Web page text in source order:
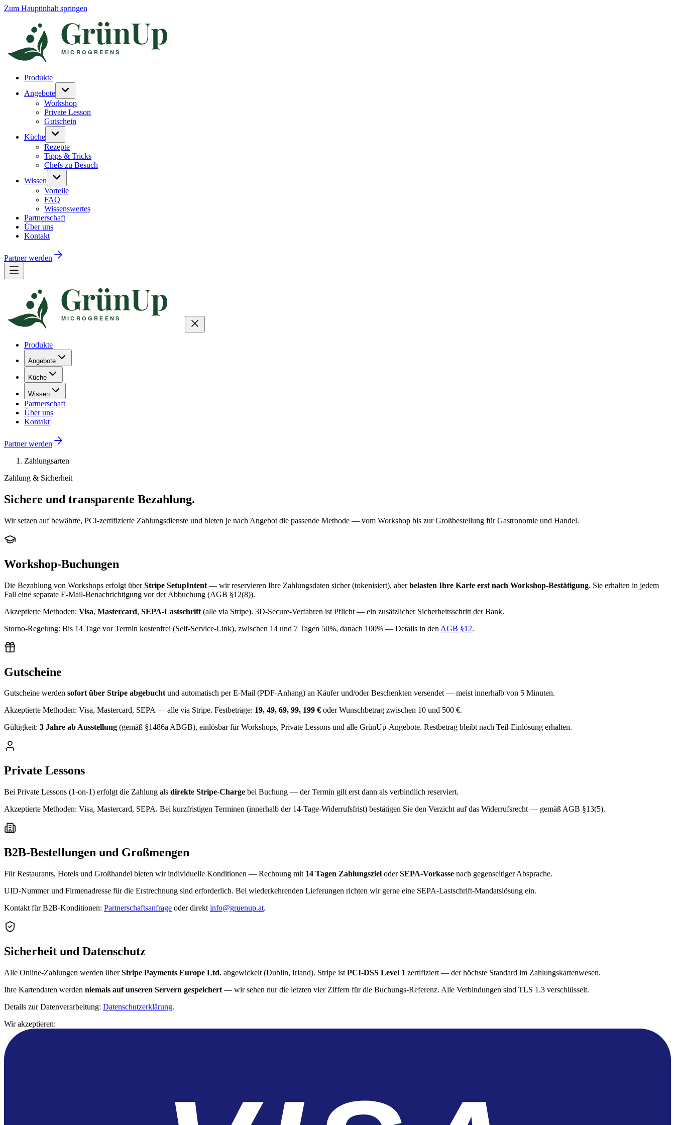
Zum Hauptinhalt springen
Produkte
Angebote
Workshop
Private Lesson
Gutschein
Küche
Rezepte
Tipps & Tricks
Chefs zu Besuch
Wissen
Vorteile
FAQ
Wissenswertes
Partnerschaft
Über uns
Kontakt
Partner werden
Produkte
Angebote
Küche
Wissen
Partnerschaft
Über uns
Kontakt
Partner werden
Zahlungsarten
Zahlung & Sicherheit
Sichere und transparente Bezahlung.
Wir setzen auf bewährte, PCI-zertifizierte Zahlungsdienste und bieten je nach Angebot die passende Methode — vom Workshop bis zur Großbestellung für Gastronomie und Handel.
Workshop-Buchungen
Die Bezahlung von Workshops erfolgt über Stripe SetupIntent — wir reservieren Ihre Zahlungsdaten sicher (tokenisiert), aber belasten Ihre Karte erst nach Workshop-Bestätigung. Sie erhalten in jedem
Fall eine separate E-Mail-Benachrichtigung vor der Abbuchung (AGB §12(8)).
Akzeptierte Methoden: Visa, Mastercard, SEPA-Lastschrift (alle via Stripe). 3D-Secure-Verfahren ist Pflicht — ein zusätzlicher Sicherheitsschritt der Bank.
Storno-Regelung: Bis 14 Tage vor Termin kostenfrei (Self-Service-Link), zwischen 14 und 7 Tagen 50%, danach 100% — Details in den AGB §12.
Gutscheine
Gutscheine werden sofort über Stripe abgebuchtund automatisch per E-Mail (PDF-Anhang) an Käufer und/oder Beschenkten versendet — meist innerhalb von 5 Minuten.
Akzeptierte Methoden: Visa, Mastercard, SEPA — alle via Stripe. Festbeträge: 19, 49, 69, 99, 199 € oder Wunschbetrag zwischen 10 und 500 €.
Gültigkeit: 3 Jahre ab Ausstellung (gemäß §1486a ABGB), einlösbar für Workshops, Private Lessons und alle GrünUp-Angebote. Restbetrag bleibt nach Teil-Einlösung erhalten.
Private Lessons
Bei Private Lessons (1-on-1) erfolgt die Zahlung als direkte Stripe-Charge bei Buchung — der Termin gilt erst dann als verbindlich reserviert.
Akzeptierte Methoden: Visa, Mastercard, SEPA. Bei kurzfristigen Terminen (innerhalb der 14-Tage-Widerrufsfrist) bestätigen Sie den Verzicht auf das Widerrufsrecht — gemäß AGB §13(5).
B2B-Bestellungen und Großmengen
Für Restaurants, Hotels und Großhandel bieten wir individuelle Konditionen — Rechnung mit 14 Tagen Zahlungsziel oder SEPA-Vorkasse nach gegenseitiger Absprache.
UID-Nummer und Firmenadresse für die Erstrechnung sind erforderlich. Bei wiederkehrenden Lieferungen richten wir gerne eine SEPA-Lastschrift-Mandatslösung ein.
Kontakt für B2B-Konditionen: Partnerschaftsanfrage oder direkt info@gruenup.at.
Sicherheit und Datenschutz
Alle Online-Zahlungen werden über Stripe Payments Europe Ltd. abgewickelt (Dublin, Irland). Stripe ist PCI-DSS Level 1 zertifiziert — der höchste Standard im Zahlungskartenwesen.
Ihre Kartendaten werden niemals auf unseren Servern gespeichert — wir sehen nur die letzten vier Ziffern für die Buchungs-Referenz. Alle Verbindungen sind TLS 1.3 verschlüsselt.
Details zur Datenverarbeitung: Datenschutzerklärung.
Wir akzeptieren: